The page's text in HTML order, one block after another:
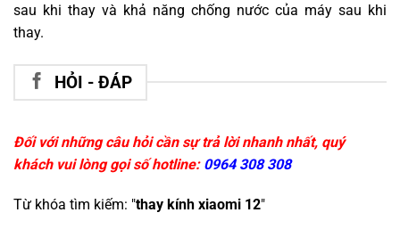
sau khi thay và khả năng chống nước của máy sau khi
thay.
HỎI - ĐÁP
Đối với những câu hỏi cần sự trả lời nhanh nhất, quý
khách vui lòng gọi số hotline: 0964 308 308
Từ khóa tìm kiếm: "thay kính xiaomi 12"